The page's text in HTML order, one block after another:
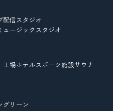
配信スタジオ
ュージックスタジオ
工場ホテルスポーツ施設サウナ
グリーン